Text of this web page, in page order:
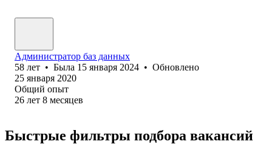
Администратор баз данных
58 лет • Была 15 января 2024 • Обновлено
25 января 2020
Общий опыт
26 лет 8 месяцев
Быстрые фильтры подбора вакансий